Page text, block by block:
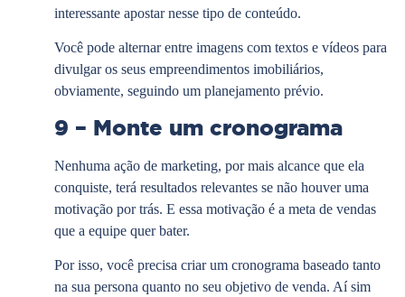
interessante apostar nesse tipo de conteúdo.
Você pode alternar entre imagens com textos e vídeos para
divulgar os seus empreendimentos imobiliários,
obviamente, seguindo um planejamento prévio.
9 – Monte um cronograma
Nenhuma ação de marketing, por mais alcance que ela
conquiste, terá resultados relevantes se não houver uma
motivação por trás. E essa motivação é a meta de vendas
que a equipe quer bater.
Por isso, você precisa criar um cronograma baseado tanto
na sua persona quanto no seu objetivo de venda. Aí sim